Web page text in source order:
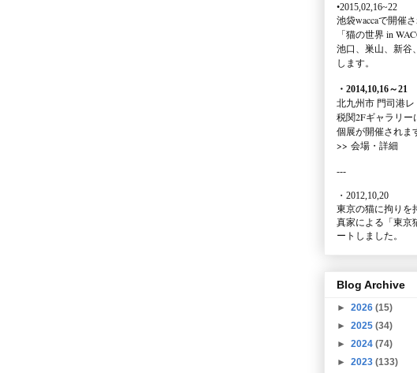
•2015,02,16~22
池袋waccaで開催
「猫の世界 in
池口、巣山、新谷
します。
・2014,10,16～21
北九州市 門司港
税関2Fギャラリー
個展が開催されま
>> 会場・詳細
---
・2012,10,20
東京の猫に拘りを
真家による 「東
ートしました。
Blog Archive
► 2026 (15)
► 2025 (34)
► 2024 (74)
► 2023 (133)